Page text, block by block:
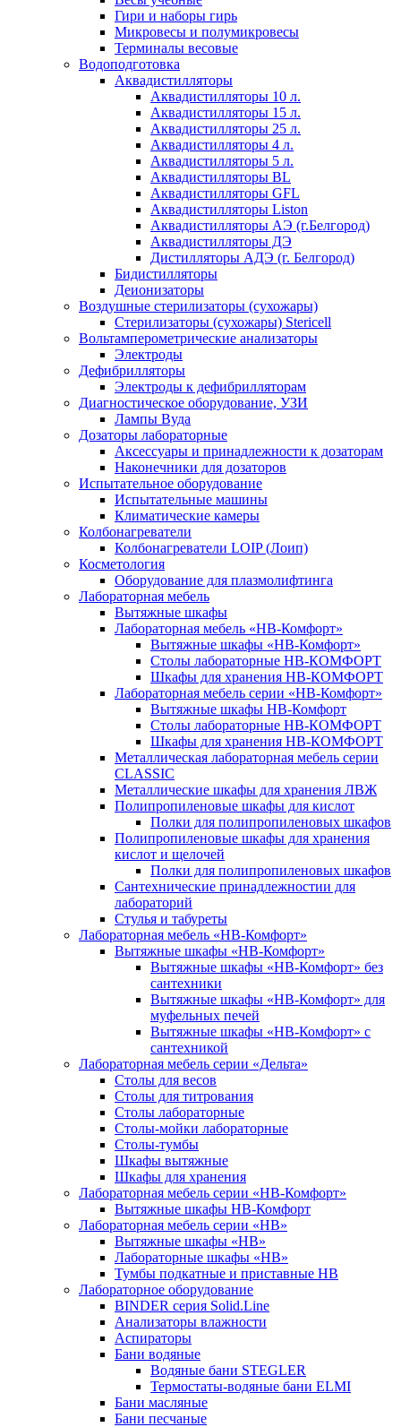
Гири и наборы гирь
Микровесы и полумикровесы
Терминалы весовые
Водоподготовка
Аквадистилляторы
Аквадистилляторы 10 л.
Аквадистилляторы 15 л.
Аквадистилляторы 25 л.
Аквадистилляторы 4 л.
Аквадистилляторы 5 л.
Аквадистилляторы BL
Аквадистилляторы GFL
Аквадистилляторы Liston
Аквадистилляторы АЭ (г.Белгород)
Аквадистилляторы ДЭ
Дистилляторы АДЭ (г. Белгород)
Бидистилляторы
Деионизаторы
Воздушные стерилизаторы (сухожары)
Стерилизаторы (сухожары) Stericell
Вольтамперометрические анализаторы
Электроды
Дефибрилляторы
Электроды к дефибрилляторам
Диагностическое оборудование, УЗИ
Лампы Вуда
Дозаторы лабораторные
Аксессуары и принадлежности к дозаторам
Наконечники для дозаторов
Испытательное оборудование
Испытательные машины
Климатические камеры
Колбонагреватели
Колбонагреватели LOIP (Лоип)
Косметология
Оборудование для плазмолифтинга
Лабораторная мебель
Вытяжные шкафы
Лабораторная мебель «НВ-Комфорт»
Вытяжные шкафы «НВ-Комфорт»
Столы лабораторные НВ-КОМФОРТ
Шкафы для хранения НВ-КОМФОРТ
Лабораторная мебель серии «НВ-Комфорт»
Вытяжные шкафы НВ-Комфорт
Столы лабораторные НВ-КОМФОРТ
Шкафы для хранения НВ-КОМФОРТ
Металлическая лабораторная мебель серии
CLASSIC
Металлические шкафы для хранения ЛВЖ
Полипропиленовые шкафы для кислот
Полки для полипропиленовых шкафов
Полипропиленовые шкафы для хранения
кислот и щелочей
Полки для полипропиленовых шкафов
Сантехнические принадлежностии для
лабораторий
Стулья и табуреты
Лабораторная мебель «НВ-Комфорт»
Вытяжные шкафы «НВ-Комфорт»
Вытяжные шкафы «НВ-Комфорт» без
сантехники
Вытяжные шкафы «НВ-Комфорт» для
муфельных печей
Вытяжные шкафы «НВ-Комфорт» с
сантехникой
Лабораторная мебель серии «Дельта»
Столы для весов
Столы для титрования
Столы лабораторные
Столы-мойки лабораторные
Столы-тумбы
Шкафы вытяжные
Шкафы для хранения
Лабораторная мебель серии «НВ-Комфорт»
Вытяжные шкафы НВ-Комфорт
Лабораторная мебель серии «НВ»
Вытяжные шкафы «НВ»
Лабораторные шкафы «НВ»
Тумбы подкатные и приставные НВ
Лабораторное оборудование
BINDER серия Solid.Line
Анализаторы влажности
Аспираторы
Бани водяные
Водяные бани STEGLER
Термостаты-водяные бани ELMI
Бани масляные
Бани песчаные